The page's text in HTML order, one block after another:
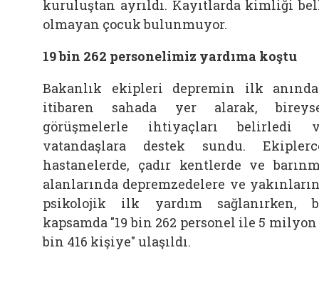
kuruluştan ayrıldı. Kayıtlarda kimliği
olmayan çocuk bulunmuyor.
19 bin 262 personelimiz yardıma koştu
Bakanlık ekipleri depremin ilk
itibaren sahada yer alarak,
görüşmelerle ihtiyaçları belirledi
vatandaşlara destek sundu.
hastanelerde, çadır kentlerde ve
alanlarında depremzedelere ve
psikolojik ilk yardım sağlanırken,
kapsamda "19 bin 262 personel ile 5 milyon
bin 416 kişiye" ulaşıldı.